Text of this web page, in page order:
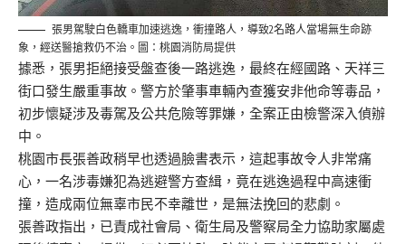
張男駕駛白色轎車加速逃逸，衝撞路人，導致2名路人當場無生命跡
象，經送醫搶救仍不治。圖：桃園消防局提供
據悉，張男拒絕接受盤查後一路逃逸，最終在經國路、天祥三
街口發生嚴重事故。警方於肇事車輛內查獲安非他命等毒品，
初步懷疑涉及毒駕及公共危險等罪嫌，全案正由檢警深入偵辦
中。
桃園市長張善政稍早也透過臉書表示，這起事故令人非常痛
心，一名涉毒嫌犯為逃避警方查緝，竟在逃逸過程中高速衝
撞，造成兩位無辜市民不幸離世，是無法挽回的悲劇。
張善政指出，已責成社會局、衛生局及警察局全力協助家屬處